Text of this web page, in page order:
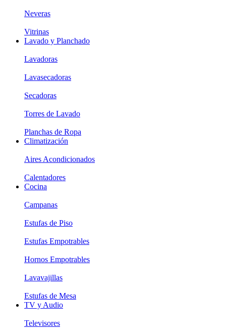
Neveras
Vitrinas
Lavado y Planchado
Lavadoras
Lavasecadoras
Secadoras
Torres de Lavado
Planchas de Ropa
Climatización
Aires Acondicionados
Calentadores
Cocina
Campanas
Estufas de Piso
Estufas Empotrables
Hornos Empotrables
Lavavajillas
Estufas de Mesa
TV y Audio
Televisores